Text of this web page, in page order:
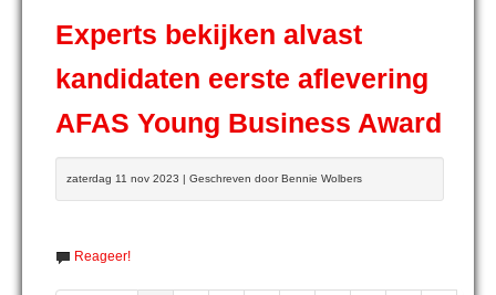
Experts bekijken alvast
kandidaten eerste aflevering
AFAS Young Business Award
zaterdag 11 nov 2023 | Geschreven door Bennie Wolbers
Reageer!